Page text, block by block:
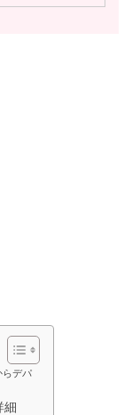
らデパ
細